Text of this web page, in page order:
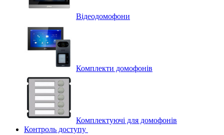
Відеодомофони
Комплекти домофонів
Комплектуючі для домофонів
Контроль доступу